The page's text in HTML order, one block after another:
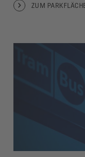
ZUM